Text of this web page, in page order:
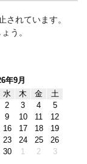
されています。
う。
年9月
水 木 金
土
2 3 4
5
9 10 11
12
16 17 18
19
23 24 25
26
30 1 2 3